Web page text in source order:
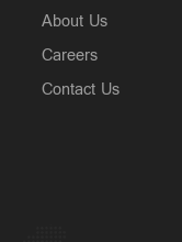
About Us
Careers
Contact Us